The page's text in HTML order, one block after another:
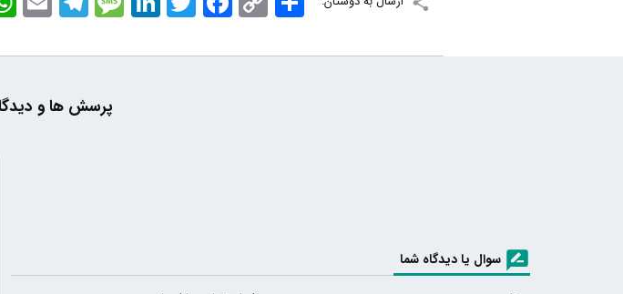
Link
پرسش ها و
سوال یا دیدگاه شما